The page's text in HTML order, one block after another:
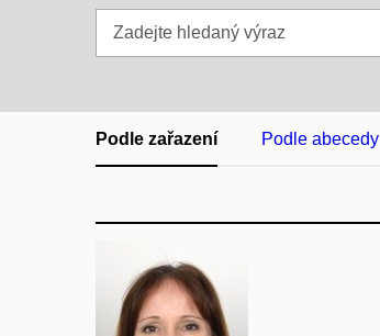
hledaný
Podle zařazení Podle abecedy